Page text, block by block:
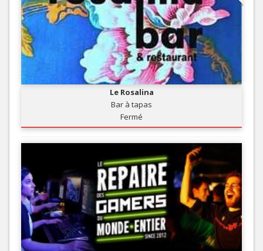
Le Rosalina
Bar à tapas
Fermé